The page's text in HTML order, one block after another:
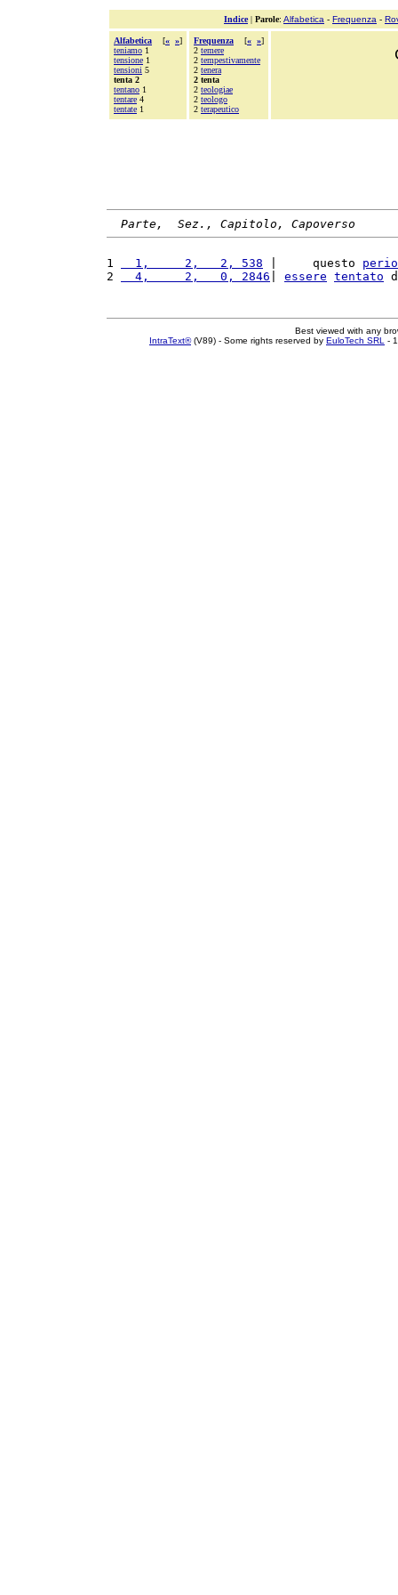
Indice| Parole: Alfabetica - Frequenza -
Alfabetica [« »]
teniamo 1
tensione 1
tensioni 5
tenta 2
tentano 1
tentare 4
tentate 1
Frequenza [« »]
2 temere
2 tempestivamente
2 tenera
2 tenta
2 teologiae
2 teologo
2 terapeutico
Parte,  Sez., Capitolo, Capoverso
1
  1,     2,   2, 538
|     questo
2
  4,     2,   0, 2846
essere tentato
Best viewed with any
IntraText®(V89) - Some rights reserved by EuloTech SRL -